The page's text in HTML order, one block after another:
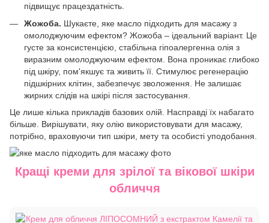
підвищує працездатність.
Жожоба. Шукаєте, яке масло підходить для масажу з
омолоджуючим ефектом? Жожоба – ідеальний варіант. Це
густе за консистенцією, стабільна гіпоалергенна олія з
виразним омолоджуючим ефектом. Вона проникає глибоко
під шкіру, пом'якшує та живить її. Стимулює регенерацію
підшкірних клітин, забезпечує зволоження. Не залишає
жирних слідів на шкірі після застосування.
Це лише кілька прикладів базових олій. Насправді їх набагато
більше. Вирішувати, яку олію використовувати для масажу,
потрібно, враховуючи тип шкіри, мету та особисті уподобання.
Кращі креми для зрілої та вікової шкіри
обличчя